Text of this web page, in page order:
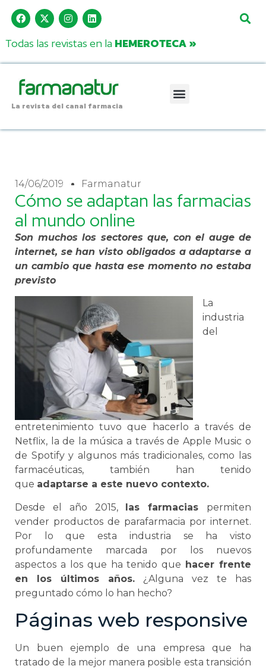
Todas las revistas en la HEMEROTECA »
La revista del canal farmacia
14/06/2019 Farmanatur
Cómo se adaptan las farmacias
al mundo online
Son muchos los sectores que, con el auge de
internet, se han visto obligados a adaptarse a
un cambio que hasta ese momento no estaba
previsto
La
industria
del
entretenimiento tuvo que hacerlo a través de
Netflix, la de la música a través de Apple Music o
de Spotify y algunos más tradicionales, como las
farmacéuticas, también han tenido
que adaptarse a este nuevo contexto.
Desde el año 2015, las farmacias permiten
vender productos de parafarmacia por internet.
Por lo que esta industria se ha visto
profundamente marcada por los nuevos
aspectos a los que ha tenido que hacer frente
en los últimos años. ¿Alguna vez te has
preguntado cómo lo han hecho?
Páginas web responsive
Un buen ejemplo de una empresa que ha
tratado de la mejor manera posible esta transición